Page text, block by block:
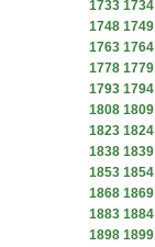
1733 1734
1748 1749
1763 1764
1778 1779
1793 1794
1808 1809
1823 1824
1838 1839
1853 1854
1868 1869
1883 1884
1898 1899